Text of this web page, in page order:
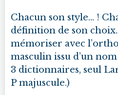
Chacun son style... !
définition de son
mémoriser avec
masculin issu d’un
3 dictionnaires, seul
P majuscule.)